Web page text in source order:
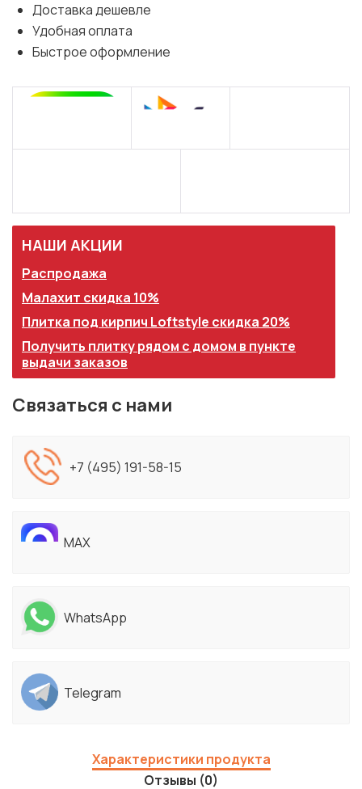
Доставка дешевле
Удобная оплата
Быстрое оформление
НАШИ АКЦИИ
Распродажа
Малахит скидка 10%
Плитка под кирпич Loftstyle скидка 20%
Получить плитку рядом с домом в пункте
выдачи заказов
Связаться с нами
+7 (495) 191-58-15
MAX
WhatsApp
Telegram
Характеристики продукта
Отзывы (0)